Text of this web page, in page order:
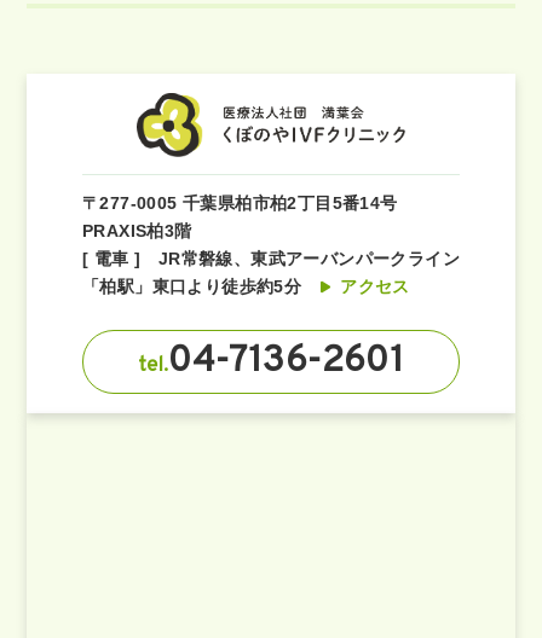
〒277-0005 千葉県柏市柏2丁目5番14号
PRAXIS柏3階
[ 電車 ] JR常磐線、東武アーバンパークライン
「柏駅」東口より徒歩約5分
アクセス
tel.04-7136-2601